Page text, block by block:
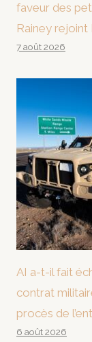
faveur des
Rainey rejoint
7 août 2026
AI a-t-il fait
contrat
procès de
6 août 2026